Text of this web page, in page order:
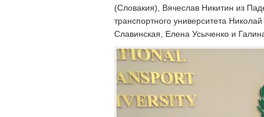
(Словакия), Вячеслав Никитин из
транспортного университета
Славинская, Елена Усыченко и